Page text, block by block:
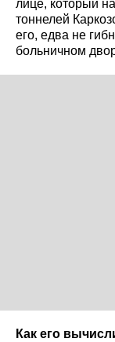
лице, который
тоннелей
его, едва не
больничном
Как его